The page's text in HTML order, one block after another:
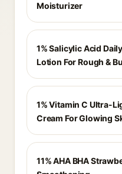
Moisturizer
1% Salicylic Acid
Lotion For Rough &
1% Vitamin C Ultra-
Cream For Glowing
11% AHA BHA